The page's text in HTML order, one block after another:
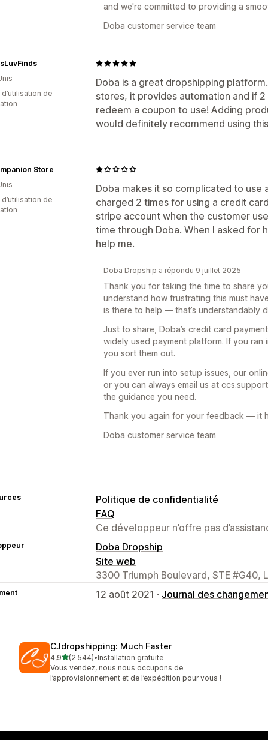
and we're committed to providing a
Doba customer service team
Doba is a great dropshipping
stores, it provides automation and if
redeem a coupon to use! Adding
would definitely recommend using
de
Doba makes it so complicated to
charged 2 times for using a credit
stripe account when the customer
time through Doba. When I asked for
help me.
Store
de
Doba Dropship a répondu 9 juillet 2025
Thank you for taking the time to share
understand how frustrating this must
is there to help — that’s understandably
Just to share, Doba’s credit card
widely used payment platform. If you ran
you sort them out.
If you ever run into setup issues, our
or you can always email us at
the guidance you need.
Thank you again for your feedback — it
Doba customer service team
Politique de confidentialité
FAQ
Ce développeur n’offre pas
Doba Dropship
Site web
3300 Triumph Boulevard, STE #G40,
12 août 2021 · Journal des
CJdropshipping: Much Faster
4,9étoile(s) sur 5
(2 544)
2544 avis au total
•Installation gratuite
Vous vendez, nous nous occupons de
l’approvisionnement et de l’expédition pour vous !